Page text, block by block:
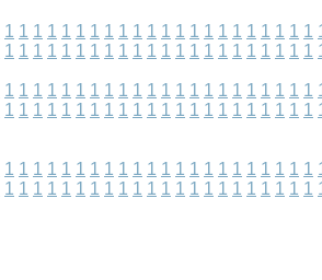
1 1 1 1 1 1 1 1 1 1 1 1 1 1 1 1 1 1 1 1 1 1
1 1 1 1 1 1 1 1 1 1 1 1 1 1 1 1 1 1 1 1 1 1
1 1 1 1 1 1 1 1 1 1 1 1 1 1 1 1 1 1 1 1 1 1
1 1 1 1 1 1 1 1 1 1 1 1 1 1 1 1 1 1 1 1 1 1
1 1 1 1 1 1 1 1 1 1 1 1 1 1 1 1 1 1 1 1 1 1
1 1 1 1 1 1 1 1 1 1 1 1 1 1 1 1 1 1 1 1 1 1